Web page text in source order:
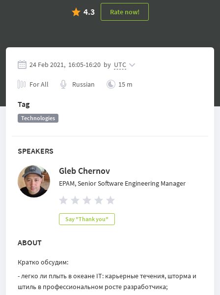
4.3 Rate now!
SPEAKERS
Gleb Chernov
EPAM, Senior Software Engineering Manager
Say "Thank you"
ABOUT
Кратко обсудим:
- легко ли плыть в океане IT: карьерные течения, шторма и
штиль в профессиональном росте разработчика;
24 Feb 2021, 16:05-16:20 by UTC
For All Russian 15 m
Tag
Technologies